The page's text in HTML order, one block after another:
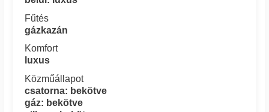
Fűtés
gázkazán
Komfort
luxus
Közműállapot
csatorna: bekötve
gáz: bekötve